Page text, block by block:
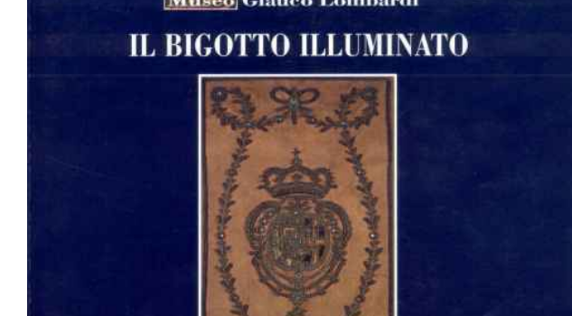
Sala Maria Luigia